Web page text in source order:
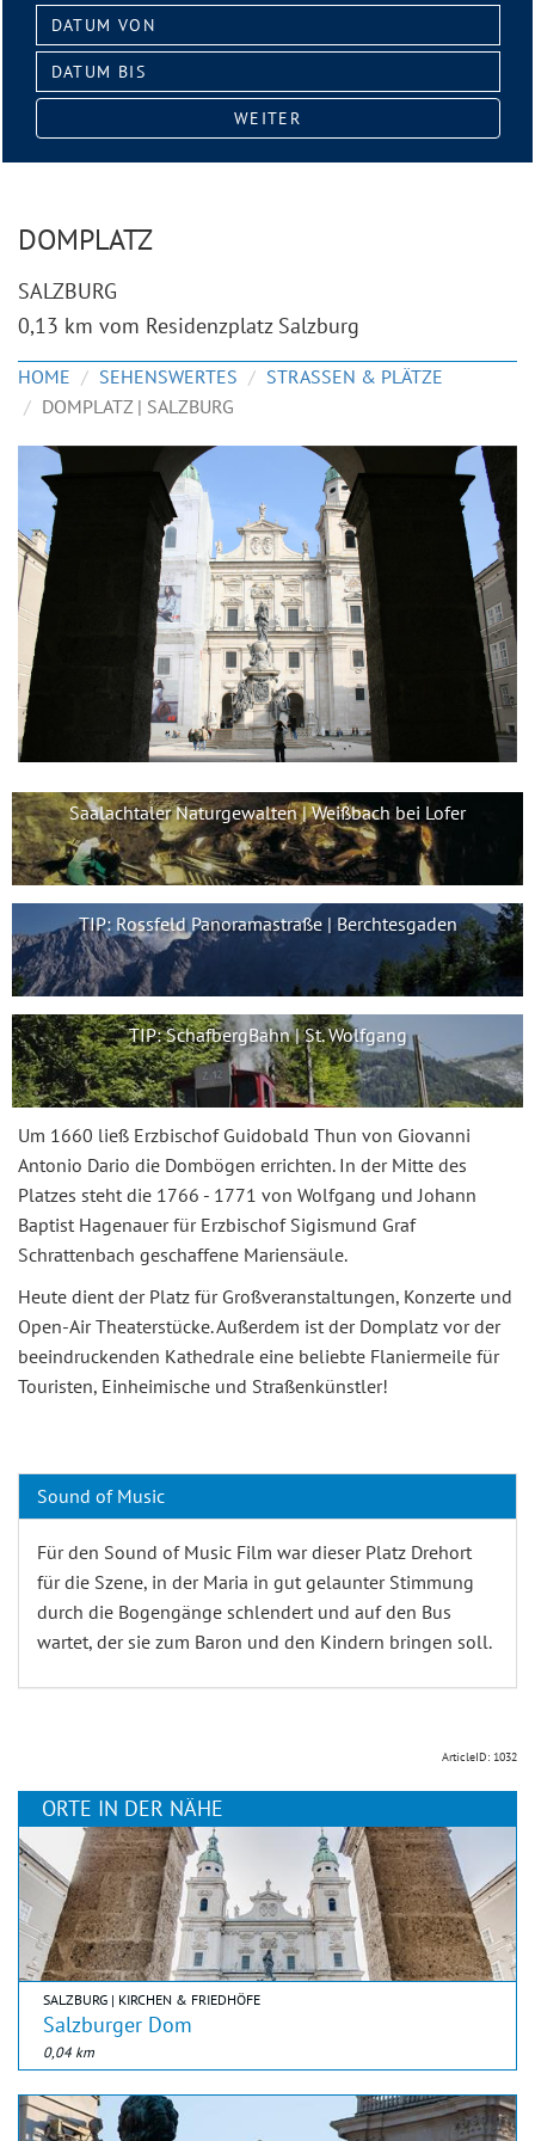
Datum
von:
Datum
bis:
WEITER
DOMPLATZ
SALZBURG
0,13 km vom Residenzplatz Salzburg
HOME SEHENSWERTES
STRASSEN & PLÄTZE
DOMPLATZ | SALZBURG
Saalachtaler Naturgewalten | Weißbach bei Lofer
TIP: Rossfeld Panoramastraße | Berchtesgaden
TIP: SchafbergBahn | St. Wolfgang
Um 1660 ließ Erzbischof Guidobald Thun von Giovanni
Antonio Dario die Dombögen errichten. In der Mitte des
Platzes steht die 1766 - 1771 von Wolfgang und Johann
Baptist Hagenauer für Erzbischof Sigismund Graf
Schrattenbach geschaffene Mariensäule.
Heute dient der Platz für Großveranstaltungen, Konzerte und
Open-Air Theaterstücke. Außerdem ist der Domplatz vor der
beeindruckenden Kathedrale eine beliebte Flaniermeile für
Touristen, Einheimische und Straßenkünstler!
Sound of Music
Für den Sound of Music Film war dieser Platz Drehort
für die Szene, in der Maria in gut gelaunter Stimmung
durch die Bogengänge schlendert und auf den Bus
wartet, der sie zum Baron und den Kindern bringen soll.
ArticleID: 1032
ORTE IN DER NÄHE
SALZBURG | KIRCHEN & FRIEDHÖFE
Salzburger Dom
0,04 km